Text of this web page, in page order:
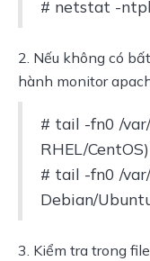
# netstat -
2. Nếu không có
hành monitor
# tail -fn0 /
RHEL/CentOS)
# tail -fn0 /
Debian/
3. Kiểm tra trong